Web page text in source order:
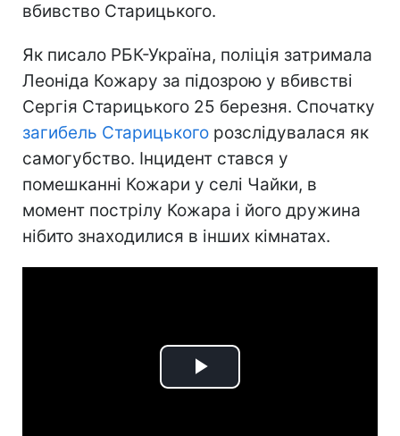
вбивство Старицького.
Як писало РБК-Україна, поліція затримала
Леоніда Кожару за підозрою у вбивстві
Сергія Старицького 25 березня. Спочатку
загибель Старицького розслідувалася як
самогубство. Інцидент стався у
помешканні Кожари у селі Чайки, в
момент пострілу Кожара і його дружина
нібито знаходилися в інших кімнатах.
Play